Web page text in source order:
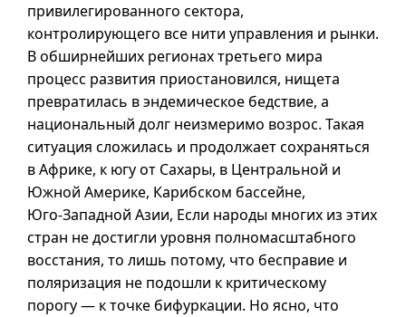
привилегированного сектора,
контролирующего все нити управления и рынки.
В обширнейших регионах третьего мира
процесс развития приостановился, нищета
превратилась в эндемическое бедствие, а
национальный долг неизмеримо возрос. Такая
ситуация сложилась и продолжает сохраняться
в Африке, к югу от Сахары, в Центральной и
Южной Америке, Карибском бассейне,
Юго-Западной Азии, Если народы многих из этих
стран не достигли уровня полномасштабного
восстания, то лишь потому, что бесправие и
поляризация не подошли к критическому
порогу — к точке бифуркации. Но ясно, что